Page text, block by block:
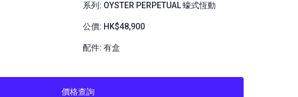
系列: OYSTER PERPETUAL 蠔式恆動
公價: HK$48,900
配件: 有盒
價格查詢